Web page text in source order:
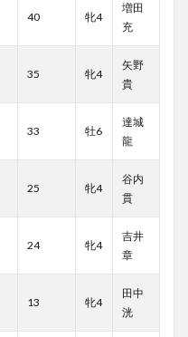
40 牝4
増田
充
35 牝4
矢野
貴
33 牡6
達城
龍
25 牝4
谷内
貫
24 牝4
吉井
章
13 牝4
田中
洸